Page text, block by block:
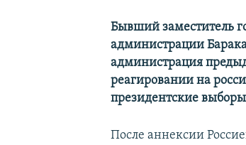
Бывший заместитель
администрации
администрация
реагировании на
президентские выборы
После аннексии